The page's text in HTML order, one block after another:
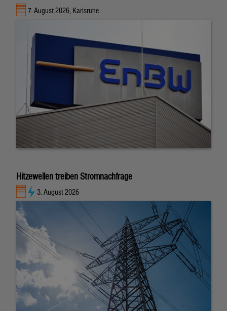
7. August 2026, Karlsruhe
Hitzewellen treiben Stromnachfrage
3. August 2026